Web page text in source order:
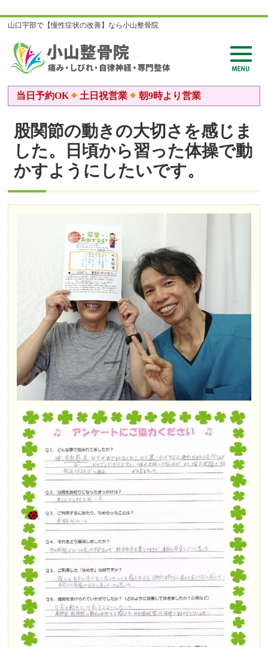
山口宇部で【慢性症状の改善】なら小山整骨院
当日予約OK 土日祝営業 朝9時より営業
股関節の動きの大切さを感じま
した。日頃から習った体操で動
かすようにしたいです。